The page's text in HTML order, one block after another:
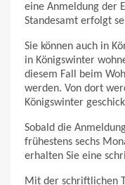
eine Anmeldung der
Standesamt erfolgt
Sie können auch in
in Königswinter
diesem Fall beim
werden. Von dort
Königswinter
Sobald die
frühestens sechs
erhalten Sie eine
Mit der schriftlichen